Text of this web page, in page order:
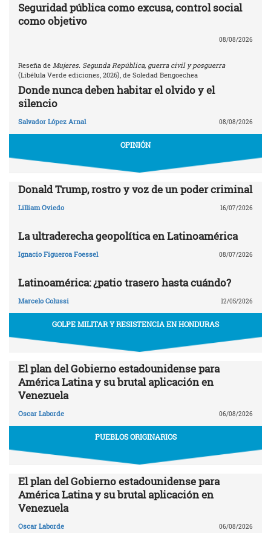
Seguridad pública como excusa, control social
como objetivo
08/08/2026
Reseña de Mujeres. Segunda República, guerra civil y posguerra
(Libélula Verde ediciones, 2026), de Soledad Bengoechea
Donde nunca deben habitar el olvido y el
silencio
Salvador López Arnal 08/08/2026
OPINIÓN
Donald Trump, rostro y voz de un poder criminal
Lilliam Oviedo 16/07/2026
La ultraderecha geopolítica en Latinoamérica
Ignacio Figueroa Foessel 08/07/2026
Latinoamérica: ¿patio trasero hasta cuándo?
Marcelo Colussi 12/05/2026
GOLPE MILITAR Y RESISTENCIA EN HONDURAS
El plan del Gobierno estadounidense para
América Latina y su brutal aplicación en
Venezuela
Oscar Laborde 06/08/2026
PUEBLOS ORIGINARIOS
El plan del Gobierno estadounidense para
América Latina y su brutal aplicación en
Venezuela
Oscar Laborde 06/08/2026